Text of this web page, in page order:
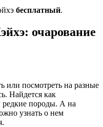
бесплатный.
очарование
или посмотреть на разные
Найдется как
редкие породы. А на
узнать о нем